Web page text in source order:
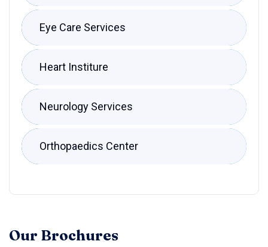
Eye Care Services
Heart Institure
Neurology Services
Orthopaedics Center
Our Brochures